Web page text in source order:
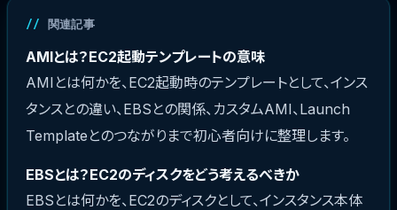
関連記事
AMIとは？EC2起動テンプレートの意味
AMIとは何かを、EC2起動時のテンプレートとして、インス
タンスとの違い、EBSとの関係、カスタムAMI、Launch
Templateとのつながりまで初心者向けに整理します。
EBSとは？EC2のディスクをどう考えるべきか
EBSとは何かを、EC2のディスクとして、インスタンス本体